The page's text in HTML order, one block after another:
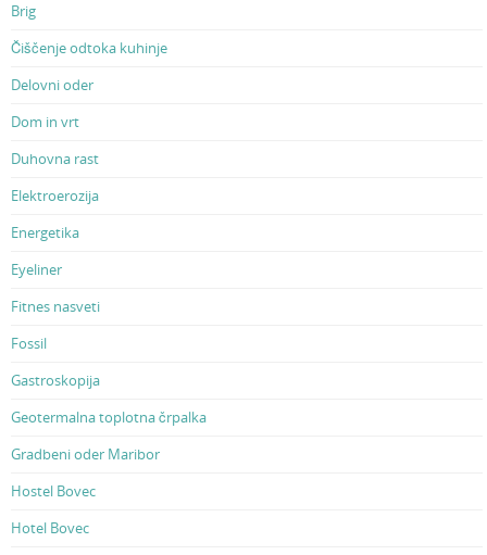
Brig
Čiščenje odtoka kuhinje
Delovni oder
Dom in vrt
Duhovna rast
Elektroerozija
Energetika
Eyeliner
Fitnes nasveti
Fossil
Gastroskopija
Geotermalna toplotna črpalka
Gradbeni oder Maribor
Hostel Bovec
Hotel Bovec